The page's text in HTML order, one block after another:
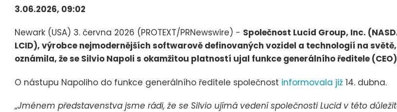
3.06.2026, 09:02
Newark (USA) 3. června 2026 (PROTEXT/PRNewswire) - Společnost Lucid Group, Inc.
LCID), výrobce nejmodernějších softwarově definovaných vozidel a technologií na
oznámila, že se Silvio Napoli s okamžitou platností ujal funkce generálního ředitele
O nástupu Napoliho do funkce generálního ředitele společnost informovala již 14. dubna.
„Jménem představenstva jsme rádi, že se Silvio ujímá vedení společnosti Lucid v této